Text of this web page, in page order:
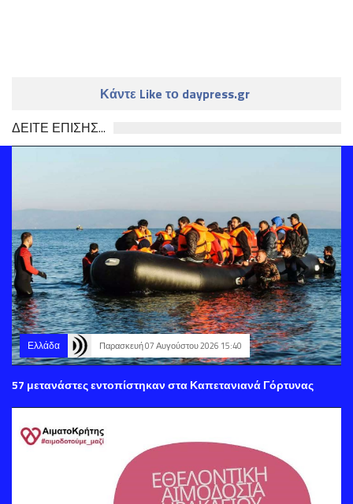
Κάντε Like το daypress.gr
ΔΕΙΤΕ ΕΠΙΣΗΣ...
Ελλάδα Παρασκευή 07 Αυγούστου 2026 15:40
57 μετανάστες εντοπίστηκαν στα Καπετανιανά Γόρτυνας